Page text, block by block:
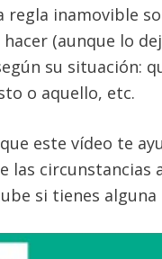
regla inamovible
hacer (aunque lo
su situación:
o aquello, etc.
este vídeo te
las circunstancias
si tienes